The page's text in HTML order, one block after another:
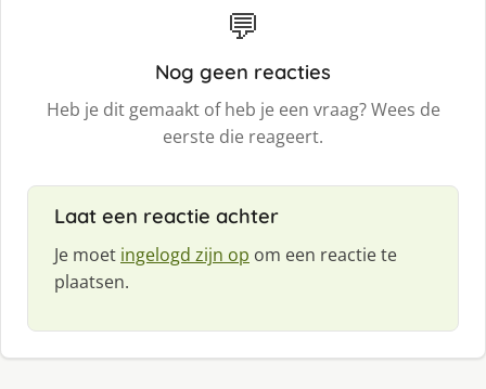
💬
Nog geen reacties
Heb je dit gemaakt of heb je een vraag? Wees de
eerste die reageert.
Laat een reactie achter
Je moet ingelogd zijn op om een reactie te
plaatsen.